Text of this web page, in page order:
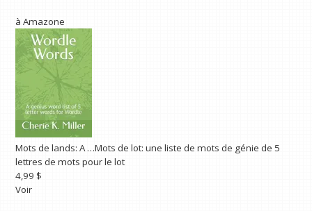
àAmazone
Mots de lands: A …Mots de lot: une liste de mots de génie de 5
lettres de mots pour le lot
4,99 $
Voir